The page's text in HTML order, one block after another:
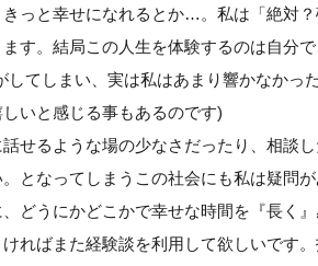
っと幸せになれるとか…。私は「絶対
す。結局この人生を体験するのは自分
してしまい、実は私はあまり響かなかっ
いと感じる事もあるのです)
せるような場の少なさだったり、相談
となってしまうこの社会にも私は疑問が
どうにかどこかで幸せな時間を『長く
ればまた経験談を利用して欲しいです。